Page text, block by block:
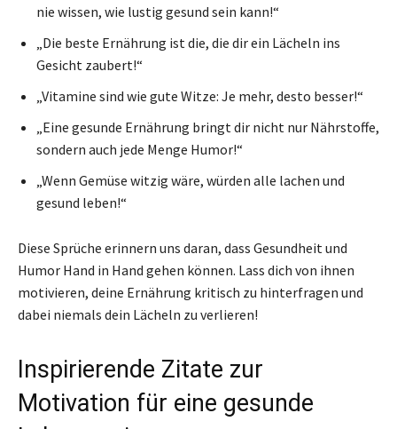
nie wissen, wie lustig gesund sein kann!“
„Die beste Ernährung ist die, die dir ein Lächeln ins
Gesicht zaubert!“
„Vitamine sind wie gute Witze: Je mehr, desto besser!“
„Eine gesunde Ernährung bringt dir nicht nur Nährstoffe,
sondern auch jede Menge Humor!“
„Wenn Gemüse witzig wäre, würden alle lachen und
gesund leben!“
Diese Sprüche erinnern uns daran, dass Gesundheit und
Humor Hand in Hand gehen können. Lass dich von ihnen
motivieren, deine Ernährung kritisch zu hinterfragen und
dabei niemals dein Lächeln zu verlieren!
Inspirierende Zitate zur
Motivation für eine gesunde